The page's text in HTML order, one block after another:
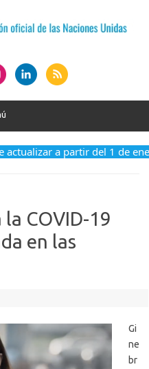
a partir del 1 de enero
COVID-19
en las
Gi
ne
br